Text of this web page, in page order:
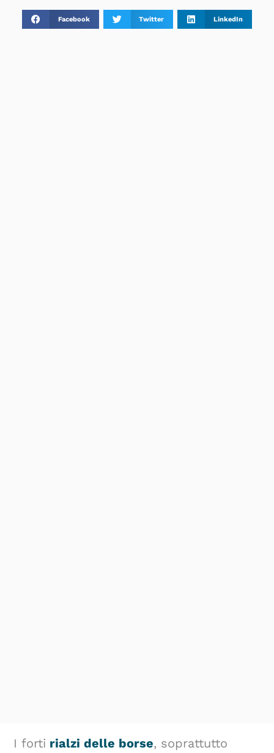
Facebook Twitter LinkedIn
I forti rialzi delle borse, soprattutto